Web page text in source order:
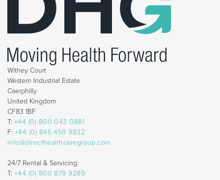
Withey Court
Western Industrial Estate
Caerphilly
United Kingdom
CF83 1BF
T: +44 (0) 800 043 0881
F: +44 (0) 845 459 9832
info@directhealthcaregroup.com
24/7 Rental & Servicing:
T: +44 (0) 800 879 9289